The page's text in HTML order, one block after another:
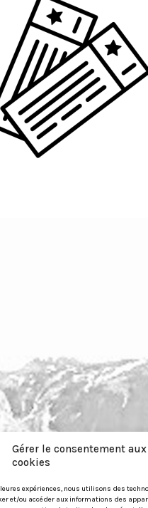
Gérer le consentement aux
cookies
expériences, nous utilisons des
et/ou accéder aux informations des
pour nous contacter :
https://festiwild.org/